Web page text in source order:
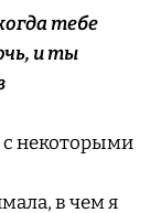
тебе
и ты
с некоторыми
в чем я